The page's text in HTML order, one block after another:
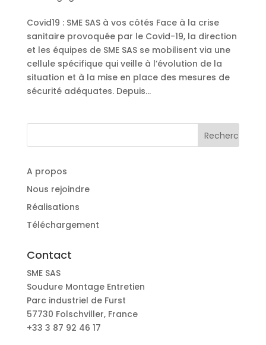
Covid19 : SME SAS à vos côtés Face à la crise
sanitaire provoquée par le Covid-19, la direction
et les équipes de SME SAS se mobilisent via une
cellule spécifique qui veille à l’évolution de la
situation et à la mise en place des mesures de
sécurité adéquates. Depuis...
A propos
Nous rejoindre
Réalisations
Téléchargement
Contact
SME SAS
Soudure Montage Entretien
Parc industriel de Furst
57730 Folschviller, France
+33 3 87 92 46 17